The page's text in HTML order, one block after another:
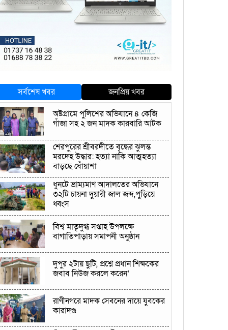
সর্বশেষ খবর
জনপ্রিয় খবর
অষ্টগ্রামে পুলিশের অভিযানে ৪ কেজি
গাঁজা সহ ২ জন মাদক কারবারি আটক
শেরপুরের শ্রীবরদীতে বৃদ্ধের ঝুলন্ত
মরদেহ উদ্ধার: হত্যা নাকি আত্মহত্যা
বাড়ছে ধোঁয়াশা
ধুনটে ভ্রাম্যমাণ আদালতের অভিযানে
৩২টি চায়না দুয়ারী জাল জব্দ,পুড়িয়ে
ধ্বংস
বিশ্ব মাতৃদুগ্ধ সপ্তাহ উপলক্ষে
বাগাতিপাড়ায় সমাপনী অনুষ্ঠান
দুপুর ২টায় ছুটি, প্রশ্নে প্রধান শিক্ষকের
জবাব নিউজ করলে করেন’
রাণীনগরে মাদক সেবনের দায়ে যুবকের
কারাদণ্ড